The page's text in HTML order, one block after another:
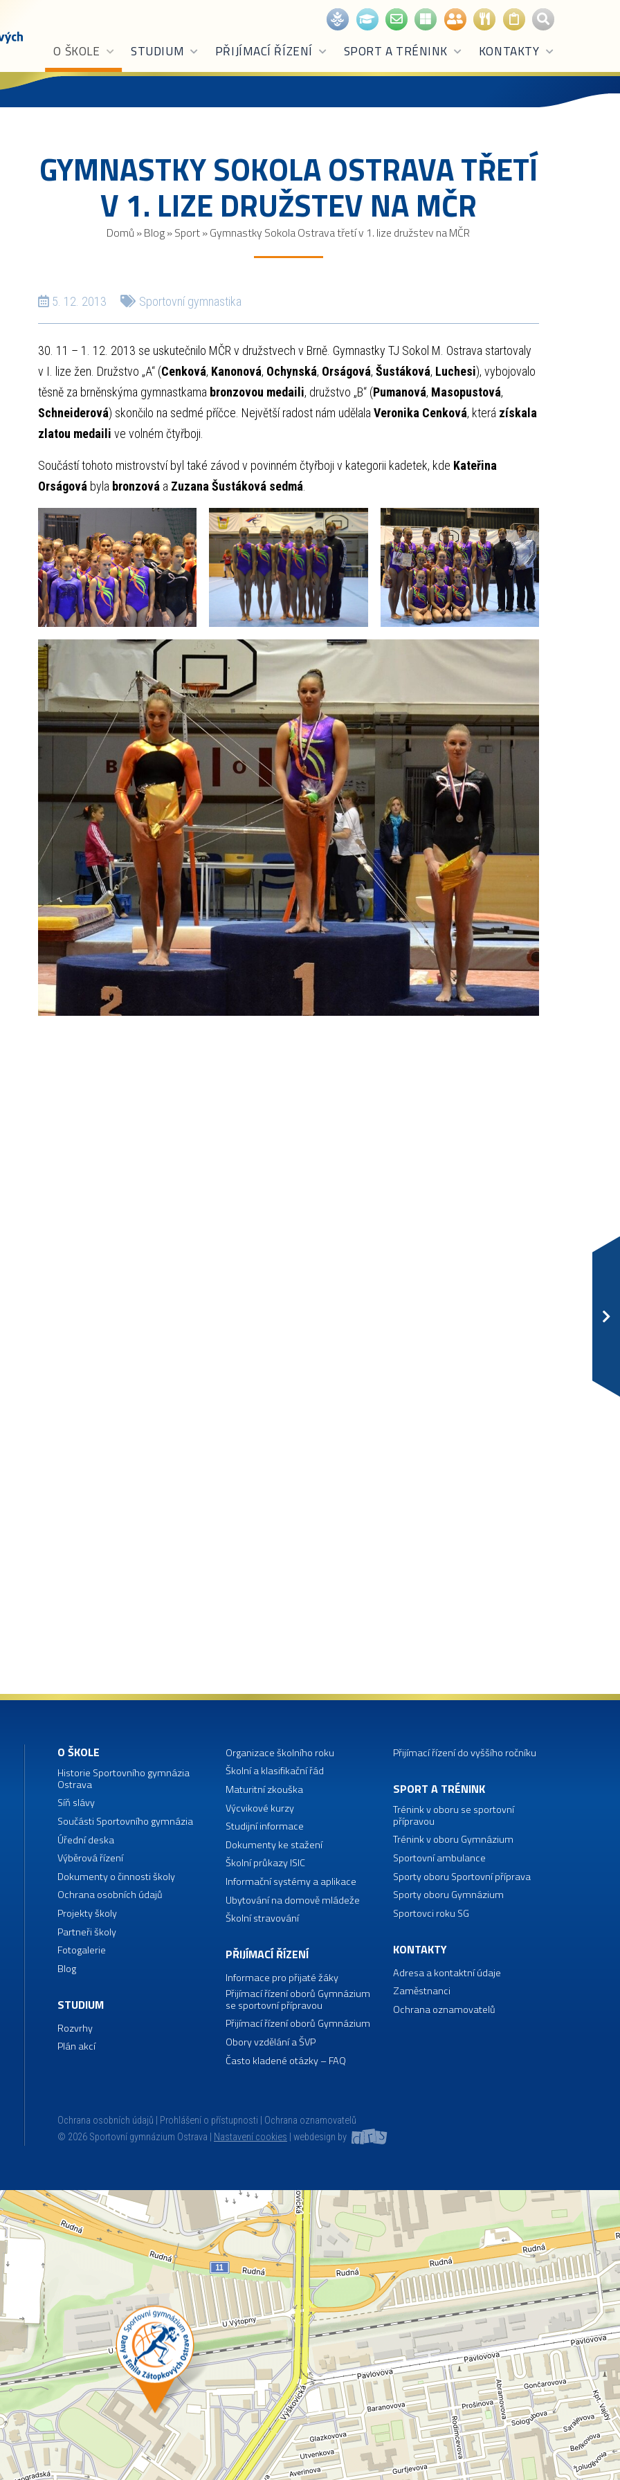
O ŠKOLE STUDIUM PŘIJÍMACÍ ŘÍZENÍ SPORT A TRÉNINK KONTAKTY
GYMNASTKY SOKOLA OSTRAVA TŘETÍ
V 1. LIZE DRUŽSTEV NA MČR
Domů »Blog»Sport»Gymnastky Sokola Ostrava třetí v 1. lize družstev na MČR
5. 12. 2013 Sportovní gymnastika
30. 11 – 1. 12. 2013 se uskutečnilo MČR v družstvech v Brně. Gymnastky TJ Sokol M. Ostrava startovaly
v I. lize žen. Družstvo „A“ (Cenková, Kanonová, Ochynská, Orságová, Šustáková, Luchesi), vybojovalo
těsně za brněnskýma gymnastkama bronzovou medaili, družstvo „B“ (Pumanová, Masopustová,
Schneiderová) skončilo na sedmé příčce. Největší radost nám udělalaVeronika Cenková, která získala
zlatou medaili ve volném čtyřboji.
Součástí tohoto mistrovství byl také závod v povinném čtyřboji v kategorii kadetek, kde Kateřina
Orságová byla bronzová a Zuzana Šustáková sedmá.
O ŠKOLE
Historie Sportovního gymnázia
Ostrava
Síň slávy
Součásti Sportovního gymnázia
Úřední deska
Výběrová řízení
Dokumenty o činnosti školy
Ochrana osobních údajů
Projekty školy
Partneři školy
Fotogalerie
Blog
STUDIUM
Rozvrhy
Plán akcí
Organizace školního roku
Školní a klasifikační řád
Maturitní zkouška
Výcvikové kurzy
Studijní informace
Dokumenty ke stažení
Školní průkazy ISIC
Informační systémy a aplikace
Ubytování na domově mládeže
Školní stravování
PŘIJÍMACÍ ŘÍZENÍ
Informace pro přijaté žáky
Přijímací řízení oborů Gymnázium
se sportovní přípravou
Přijímací řízení oborů Gymnázium
Obory vzdělání a ŠVP
Často kladené otázky – FAQ
Přijímací řízení do vyššího ročníku
SPORT A TRÉNINK
Trénink v oboru se sportovní
přípravou
Trénink v oboru Gymnázium
Sportovní ambulance
Sporty oboru Sportovní příprava
Sporty oboru Gymnázium
Sportovci roku SG
KONTAKTY
Adresa a kontaktní údaje
Zaměstnanci
Ochrana oznamovatelů
Ochrana osobních údajů Prohlášení o přístupnosti
Ochrana oznamovatelů
© 2026 Sportovní gymnázium Ostrava |
Nastavení cookies webdesign by